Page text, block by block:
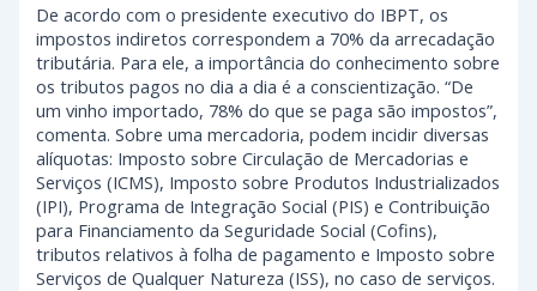
De acordo com o presidente executivo do IBPT, os
impostos indiretos correspondem a 70% da arrecadação
tributária. Para ele, a importância do conhecimento sobre
os tributos pagos no dia a dia é a conscientização. “De
um vinho importado, 78% do que se paga são impostos”,
comenta. Sobre uma mercadoria, podem incidir diversas
alíquotas: Imposto sobre Circulação de Mercadorias e
Serviços (ICMS), Imposto sobre Produtos Industrializados
(IPI), Programa de Integração Social (PIS) e Contribuição
para Financiamento da Seguridade Social (Cofins),
tributos relativos à folha de pagamento e Imposto sobre
Serviços de Qualquer Natureza (ISS), no caso de serviços.